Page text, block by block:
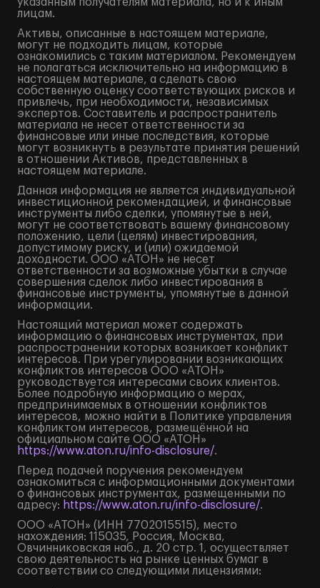
лицам.
Активы, описанные в настоящем материале,
могут не подходить лицам, которые
ознакомились с таким материалом. Рекомендуем
не полагаться исключительно на информацию в
настоящем материале, а сделать свою
собственную оценку соответствующих рисков и
привлечь, при необходимости, независимых
экспертов. Составитель и распространитель
материала не несет ответственности за
финансовые или иные последствия, которые
могут возникнуть в результате принятия решений
в отношении Активов, представленных в
настоящем материале.
Данная информация не является индивидуальной
инвестиционной рекомендацией, и финансовые
инструменты либо сделки, упомянутые в ней,
могут не соответствовать вашему финансовому
положению, цели (целям) инвестирования,
допустимому риску, и (или) ожидаемой
доходности. ООО «АТОН» не несет
ответственности за возможные убытки в случае
совершения сделок либо инвестирования в
финансовые инструменты, упомянутые в данной
информации.
Настоящий материал может содержать
информацию о финансовых инструментах, при
распространении которых возникает конфликт
интересов. При урегулировании возникающих
конфликтов интересов ООО «АТОН»
руководствуется интересами своих клиентов.
Более подробную информацию о мерах,
предпринимаемых в отношении конфликтов
интересов, можно найти в Политике управления
конфликтом интересов, размещённой на
официальном сайте ООО «АТОН»
https://www.aton.ru/info-disclosure/.
Перед подачей поручения рекомендуем
ознакомиться с информационными документами
о финансовых инструментах, размещенными по
адресу: https://www.aton.ru/info-disclosure/.
ООО «АТОН» (ИНН 7702015515), место
нахождения: 115035, Россия, Москва,
Овчинниковская наб., д. 20 стр. 1, осуществляет
свою деятельность на рынке ценных бумаг в
соответствии со следующими лицензиями: